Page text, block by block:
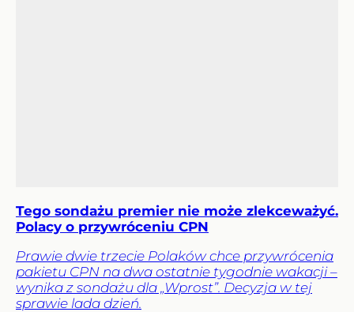
Tego sondażu premier nie może zlekceważyć.
Polacy o przywróceniu CPN
Prawie dwie trzecie Polaków chce przywrócenia
pakietu CPN na dwa ostatnie tygodnie wakacji –
wynika z sondażu dla „Wprost”. Decyzja w tej
sprawie lada dzień.